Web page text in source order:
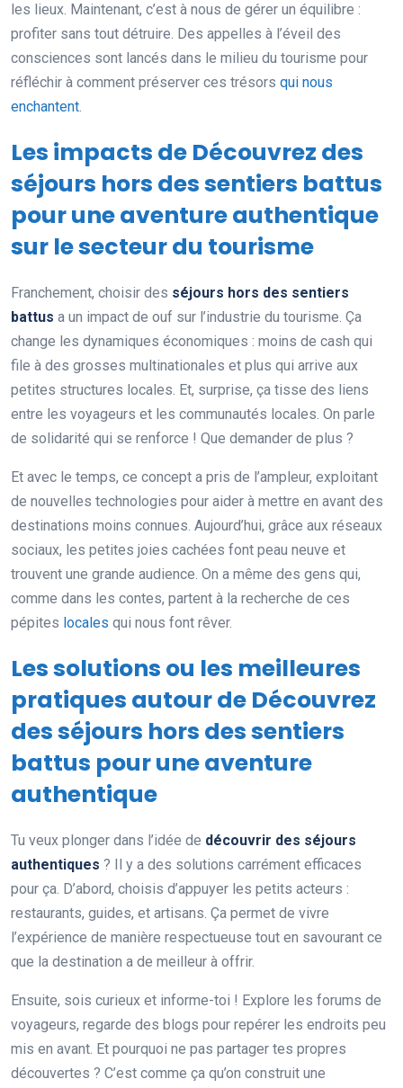
les lieux. Maintenant, c’est à nous de gérer un équilibre :
profiter sans tout détruire. Des appelles à l’éveil des
consciences sont lancés dans le milieu du tourisme pour
réfléchir à comment préserver ces trésors qui nous
enchantent.
Les impacts de Découvrez des
séjours hors des sentiers battus
pour une aventure authentique
sur le secteur du tourisme
Franchement, choisir des séjours hors des sentiers
battus a un impact de ouf sur l’industrie du tourisme. Ça
change les dynamiques économiques : moins de cash qui
file à des grosses multinationales et plus qui arrive aux
petites structures locales. Et, surprise, ça tisse des liens
entre les voyageurs et les communautés locales. On parle
de solidarité qui se renforce ! Que demander de plus ?
Et avec le temps, ce concept a pris de l’ampleur, exploitant
de nouvelles technologies pour aider à mettre en avant des
destinations moins connues. Aujourd’hui, grâce aux réseaux
sociaux, les petites joies cachées font peau neuve et
trouvent une grande audience. On a même des gens qui,
comme dans les contes, partent à la recherche de ces
pépites locales qui nous font rêver.
Les solutions ou les meilleures
pratiques autour de Découvrez
des séjours hors des sentiers
battus pour une aventure
authentique
Tu veux plonger dans l’idée de découvrir des séjours
authentiques ? Il y a des solutions carrément efficaces
pour ça. D’abord, choisis d’appuyer les petits acteurs :
restaurants, guides, et artisans. Ça permet de vivre
l’expérience de manière respectueuse tout en savourant ce
que la destination a de meilleur à offrir.
Ensuite, sois curieux et informe-toi ! Explore les forums de
voyageurs, regarde des blogs pour repérer les endroits peu
mis en avant. Et pourquoi ne pas partager tes propres
découvertes ? C’est comme ça qu’on construit une